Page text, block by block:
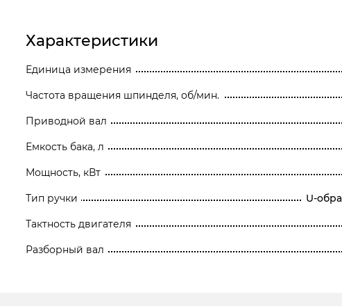
Электроинструмент
Характеристики
Единица измерения
Частота вращения шпинделя, об/мин.
Приводной вал
Емкость бака, л
Мощность, кВт
Тип ручки U-
Тактность двигателя
Разборный вал